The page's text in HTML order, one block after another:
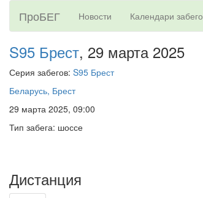
ПроБЕГ Новости Календари
S95 Брест, 29 марта 2025
Серия забегов: S95 Брест
Беларусь, Брест
29 марта 2025, 09:00
Тип забега: шоссе
Дистанция